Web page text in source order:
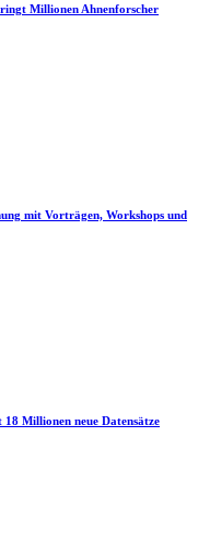
Millionen Ahnenforscher
mit Vorträgen, Workshops und
Millionen neue Datensätze